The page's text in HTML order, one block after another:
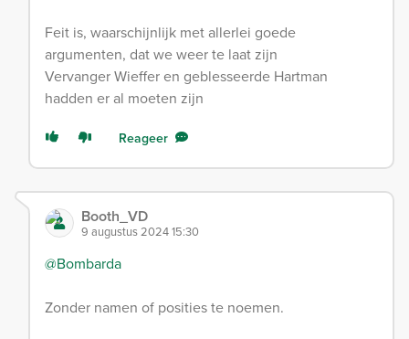
Feit is, waarschijnlijk met allerlei goede
argumenten, dat we weer te laat zijn
Vervanger Wieffer en geblesseerde Hartman
hadden er al moeten zijn
Reageer
Booth_VD
9 augustus 2024 15:30
@Bombarda
Zonder namen of posities te noemen.